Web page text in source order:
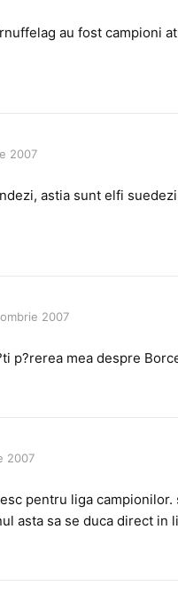
au fost campioni
2007
astia sunt elfi
2007
p?rerea mea despre
2007
pentru liga
asta sa se duca direct